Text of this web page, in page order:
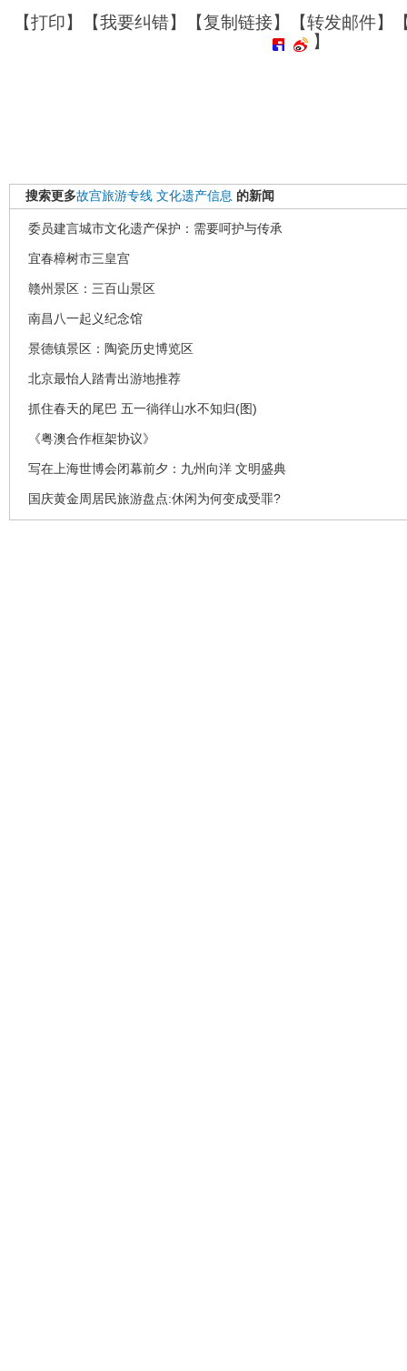
【打印】【我要纠错】【复制链接】【转发邮件】
】
搜索更多故宫旅游专线 文化遗产信息 的新闻
委员建言城市文化遗产保护：需要呵护与传承
宜春樟树市三皇宫
赣州景区：三百山景区
南昌八一起义纪念馆
景德镇景区：陶瓷历史博览区
北京最怡人踏青出游地推荐
抓住春天的尾巴 五一徜徉山水不知归(图)
《粤澳合作框架协议》
写在上海世博会闭幕前夕：九州向洋 文明盛典
国庆黄金周居民旅游盘点:休闲为何变成受罪?